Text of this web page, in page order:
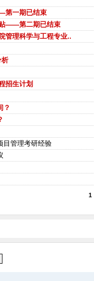
第一期已结束
——第二期已结束
管理科学与工程专业..
析
招生计划
？
目管理考研经验
1